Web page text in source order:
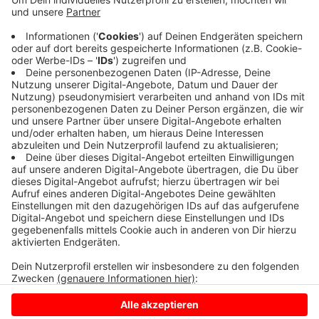
Samstag den 24.10.2020 habe Sie von 15 bis 18 Uhr
anzuschauen.
Verbindliche Anmeldungen sind wegen der Corona-
Pandemie unbedingt notwendig.
Unter 02502 - 6686
Anzeige